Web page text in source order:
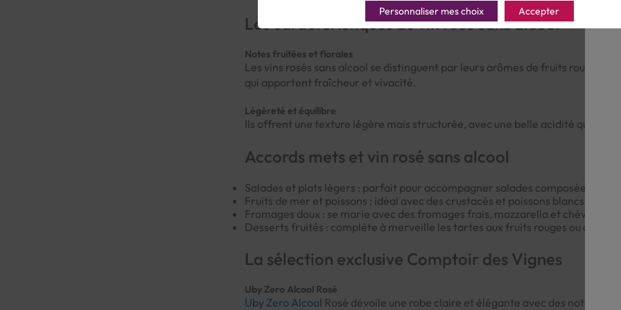
Les caractéristiques du vin rosé sans alcool
Notes fruitées et florales
Les vins rosés sans alcool se distinguent par leurs arômes de fruits rouges
qui apportent fraîcheur et vivacité.
Légèreté et équilibre
Ils offrent une texture légère mais structurée, avec une belle acidité qui fait
Accords mets et vin rosé sans alcool
Salades et plats légers : parfait pour accompagner salades composées,
Fruits de mer et poissons : idéal avec des crustacés et poissons blancs.
Fromages doux : se marie avec des fromages frais, mozzarella et chèvre.
Desserts fruités : complète à merveille les tartes aux fruits rouges ou aux
La sélection exclusive Comptoir des Vignes
Uby Zero Alcool Rosé
Uby Zero Alcool Rosé dévoile une robe claire et élégante avec des notes
Personnaliser mes choix Accepter